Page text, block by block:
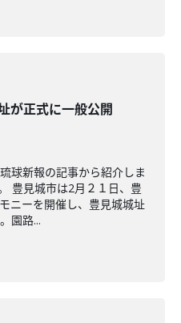
が正式に一般公開
球新報の記事から紹介しま
豊見城市は2月２１日、豊
ニーを開催し、豊見城城址
園路...